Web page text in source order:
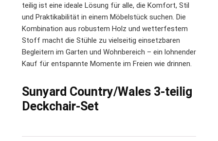
teilig ist eine ideale Lösung für alle, die Komfort, Stil
und Praktikabilität in einem Möbelstück suchen. Die
Kombination aus robustem Holz und wetterfestem
Stoff macht die Stühle zu vielseitig einsetzbaren
Begleitern im Garten und Wohnbereich – ein lohnender
Kauf für entspannte Momente im Freien wie drinnen.
Sunyard Country/Wales 3-teilig
Deckchair-Set